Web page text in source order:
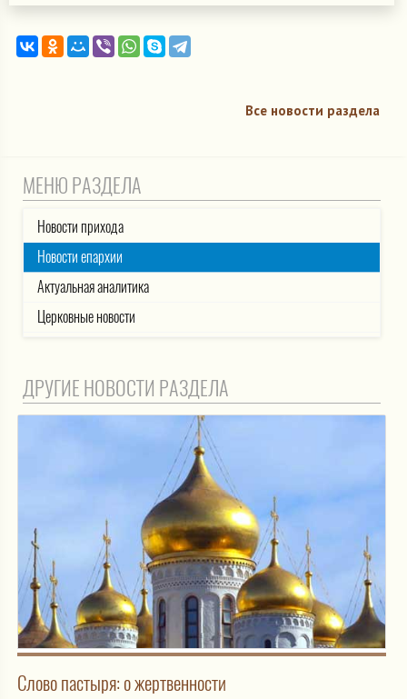
Все новости раздела
МЕНЮ РАЗДЕЛА
Новости прихода
Новости епархии
Актуальная аналитика
Церковные новости
ДРУГИЕ НОВОСТИ РАЗДЕЛА
Слово пастыря: о жертвенности